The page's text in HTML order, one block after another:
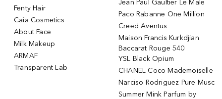
Fenty Hair
Caia Cosmetics
About Face
Milk Makeup
ARMAF
Transparent Lab
Jean Paul Gaultier Le Male
Paco Rabanne One Million
Creed Aventus
Maison Francis Kurkdjian
Baccarat Rouge 540
YSL Black Opium
CHANEL Coco Mademoiselle
Narciso Rodriguez Pure Musc
Summer Mink Parfum by